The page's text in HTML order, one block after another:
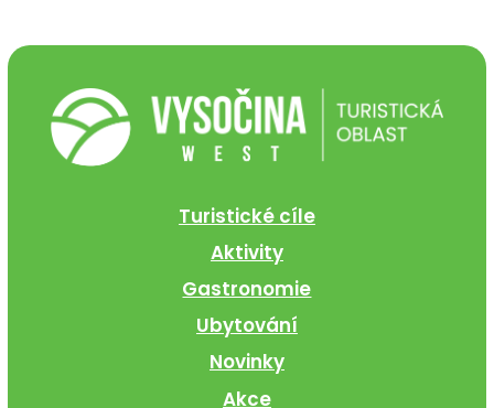
Turistické cíle
Aktivity
Gastronomie
Ubytování
Novinky
Akce